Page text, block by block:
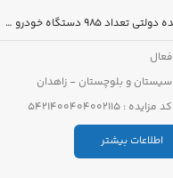
مزایده دولتی تعداد 985 دستگاه خودرو سبک، سنگین و موتورسیکلت
فعال
سیستان و بلوچستان - زاهدان
کد مزایده : 5421400404002115
اطلاعات بیشتر